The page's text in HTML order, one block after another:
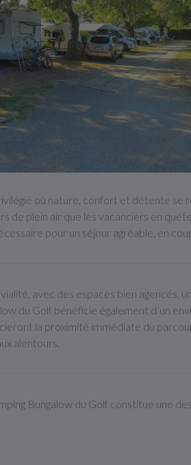
où nature, confort et détente
de plein air que les vacanciers en
pour un séjour agréable, en
avec des espaces bien agencés,
du Golf bénéficie également d’un
la proximité immédiate du
alentours.
Bungalow du Golf constitue une